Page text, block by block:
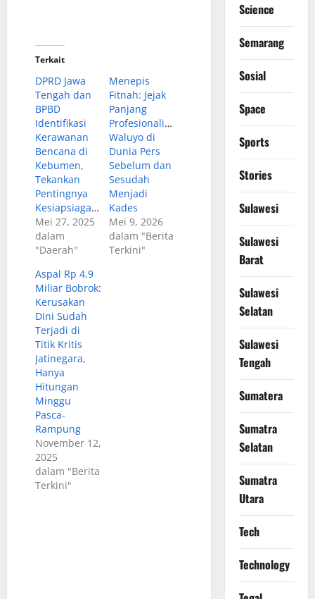
Terkait
DPRD Jawa
Tengah dan
BPBD
Identifikasi
Kerawanan
Bencana di
Kebumen,
Tekankan
Pentingnya
Kesiapsiagaan
Mei 27, 2025
dalam
"Daerah"
Menepis
Fitnah: Jejak
Panjang
Profesionalisme
Waluyo di
Dunia Pers
Sebelum dan
Sesudah
Menjadi
Kades
Mei 9, 2026
dalam "Berita
Terkini"
Aspal Rp 4,9
Miliar Bobrok:
Kerusakan
Dini Sudah
Terjadi di
Titik Kritis
Jatinegara,
Hanya
Hitungan
Minggu
Pasca-
Rampung
November 12,
2025
dalam "Berita
Terkini"
Science
Semarang
Sosial
Space
Sports
Stories
Sulawesi
Sulawesi
Barat
Sulawesi
Selatan
Sulawesi
Tengah
Sumatera
Sumatra
Selatan
Sumatra
Utara
Tech
Technology